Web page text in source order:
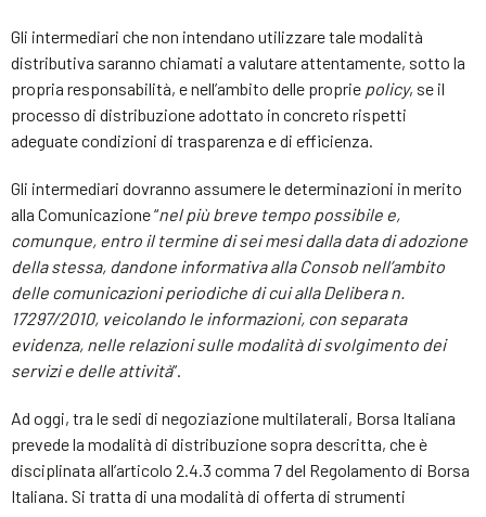
Gli intermediari che non intendano utilizzare tale modalità
distributiva saranno chiamati a valutare attentamente, sotto la
propria responsabilità, e nell’ambito delle proprie policy, se il
processo di distribuzione adottato in concreto rispetti
adeguate condizioni di trasparenza e di efficienza.
Gli intermediari dovranno assumere le determinazioni in merito
alla Comunicazione “nel più breve tempo possibile e,
comunque, entro il termine di sei mesi dalla data di adozione
della stessa, dandone informativa alla Consob nell’ambito
delle comunicazioni periodiche di cui alla Delibera n.
17297/2010, veicolando le informazioni, con separata
evidenza, nelle relazioni sulle modalità di svolgimento dei
servizi e delle attività”.
Ad oggi, tra le sedi di negoziazione multilaterali, Borsa Italiana
prevede la modalità di distribuzione sopra descritta, che è
disciplinata all’articolo 2.4.3 comma 7 del Regolamento di Borsa
Italiana. Si tratta di una modalità di offerta di strumenti